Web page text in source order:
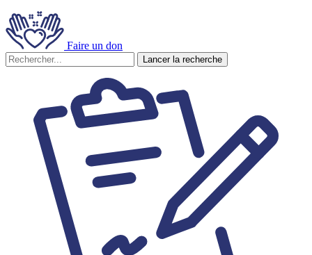
Faire un don
Lancer la recherche